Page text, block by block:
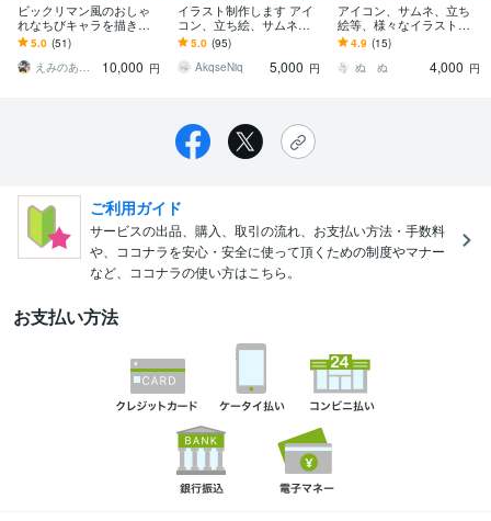
ビックリマン風のおしゃ
れなちびキャラを描きま
す シール化してお届けも
可能です！
5.0 (51)
えみのあとりえ
10,000 円
イラスト制作します アイ
コン、立ち絵、サムネ、
動画内イラスト等描きま
す
5.0 (95)
AkqseNiq
5,000 円
アイコン、サムネ、立ち
絵等、様々なイラスト描
きます SNS、Vtuberさ
ん、ヘッダー、動画・配
信、各種活動用◎
4.9 (15)
ぬ ぬ
4,000 円
ご利用ガイド
サービスの出品、購入、取引の流れ、お支払い方法・手数料
や、ココナラを安心・安全に使って頂くための制度やマナー
など、ココナラの使い方はこちら。
お支払い方法